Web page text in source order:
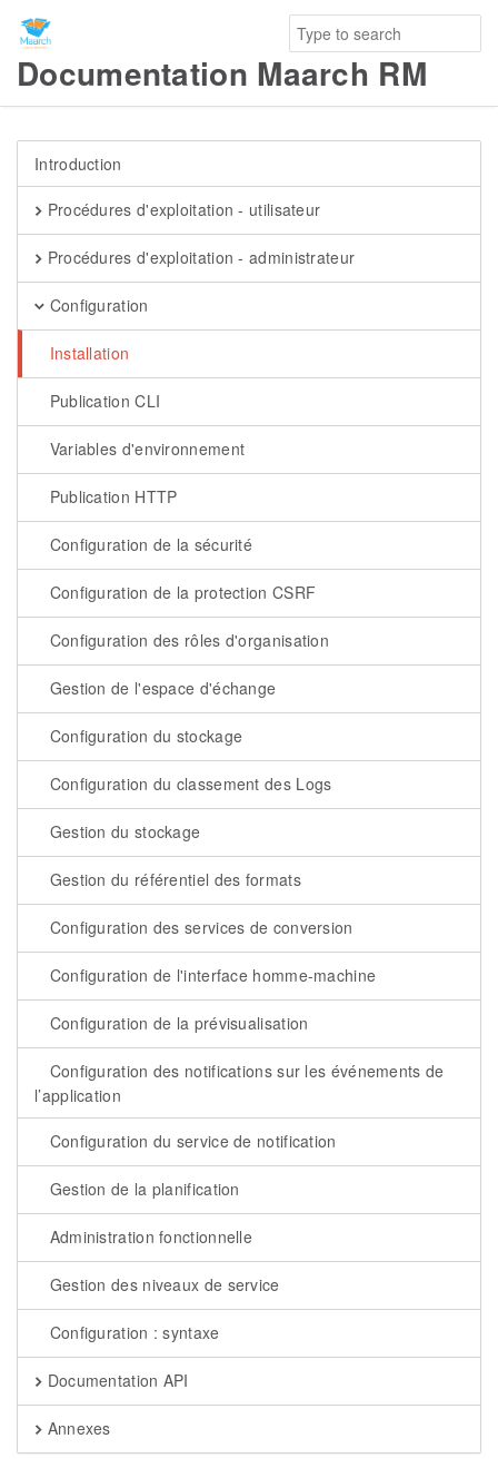
Documentation Maarch RM
Introduction
Procédures d'exploitation - utilisateur
Procédures d'exploitation - administrateur
Configuration
Installation
Publication CLI
Variables d'environnement
Publication HTTP
Configuration de la sécurité
Configuration de la protection CSRF
Configuration des rôles d'organisation
Gestion de l'espace d'échange
Configuration du stockage
Configuration du classement des Logs
Gestion du stockage
Gestion du référentiel des formats
Configuration des services de conversion
Configuration de l'interface homme-machine
Configuration de la prévisualisation
Configuration des notifications sur les événements de
l’application
Configuration du service de notification
Gestion de la planification
Administration fonctionnelle
Gestion des niveaux de service
Configuration : syntaxe
Documentation API
Annexes